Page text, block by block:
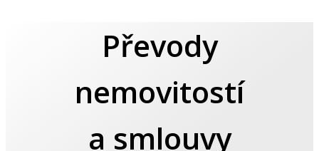
Převody
nemovitostí
a smlouvy